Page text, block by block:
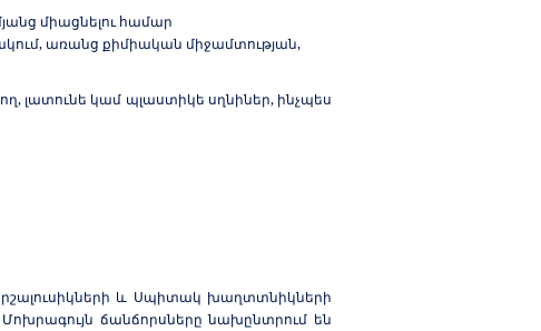
միացնելու համար
առանց քիմիական միջամտության,
լատունե կամ պլաստիկե սղնիներ, ինչպես
և Սպիտակ խաղտտնիկների
ճանճորսները նախընտրում են